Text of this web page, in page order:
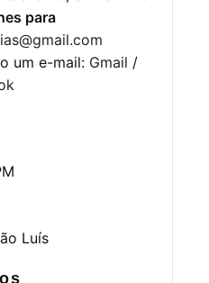
para
um e-mail: Gmail /
Luís